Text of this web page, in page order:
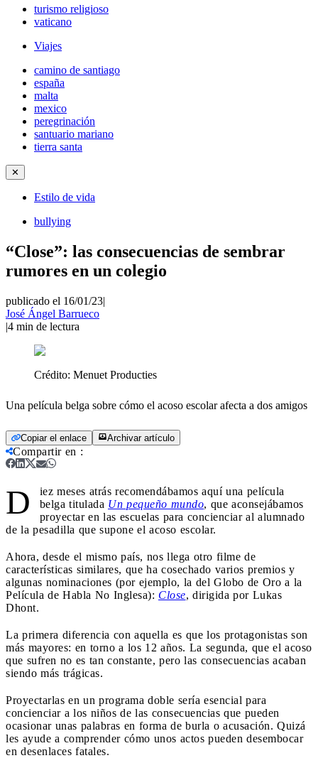
turismo religioso
vaticano
Viajes
camino de santiago
españa
malta
mexico
peregrinación
santuario mariano
tierra santa
✕
Estilo de vida
bullying
“Close”: las consecuencias de sembrar
rumores en un colegio
publicado el 16/01/23|
José Ángel Barrueco
|4 min de lectura
Crédito: Menuet Producties
Una película belga sobre cómo el acoso escolar afecta a dos amigos
Copiar el enlace Archivar artículo
Compartir en :
D
iez meses atrás recomendábamos aquí una película
belga titulada Un pequeño mundo, que aconsejábamos
proyectar en las escuelas para concienciar al alumnado
de la pesadilla que supone el acoso escolar.
Ahora, desde el mismo país, nos llega otro filme de
características similares, que ha cosechado varios premios y
algunas nominaciones (por ejemplo, la del Globo de Oro a la
Película de Habla No Inglesa): Close, dirigida por Lukas
Dhont.
La primera diferencia con aquella es que los protagonistas son
más mayores: en torno a los 12 años. La segunda, que el acoso
que sufren no es tan constante, pero las consecuencias acaban
siendo más trágicas.
Proyectarlas en un programa doble sería esencial para
concienciar a los niños de las consecuencias que pueden
ocasionar unas palabras en forma de burla o acusación. Quizá
les ayude a comprender cómo unos actos pueden desembocar
en desenlaces fatales.